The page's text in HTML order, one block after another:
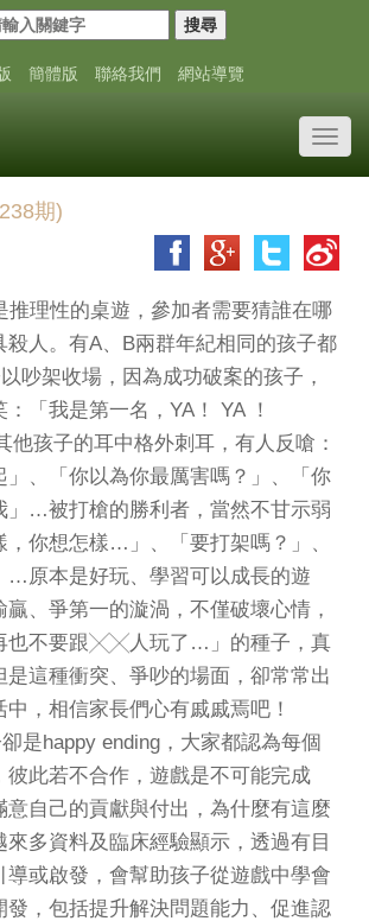
搜尋
簡體版 聯絡我們 網站導覽
期)
理性的桌遊，參加者需要猜誰在哪
殺人。有A、B兩群年紀相同的孩子都
吵架收場，因為成功破案的孩子，
「我是第一名，YA！ YA ！
他孩子的耳中格外刺耳，有人反嗆：
」、「你以為你最厲害嗎？」、「你
」…被打槍的勝利者，當然不甘示弱
，你想怎樣…」、「要打架嗎？」、
…原本是好玩、學習可以成長的遊
、爭第一的漩渦，不僅破壞心情，
也不要跟╳╳人玩了…」的種子，真
是這種衝突、爭吵的場面，卻常常出
，相信家長們心有戚戚焉吧！
happy ending，大家都認為每個
彼此若不合作，遊戲是不可能完成
意自己的貢獻與付出，為什麼有這麼
來多資料及臨床經驗顯示，透過有目
導或啟發，會幫助孩子從遊戲中學會
發，包括提升解決問題能力、促進認